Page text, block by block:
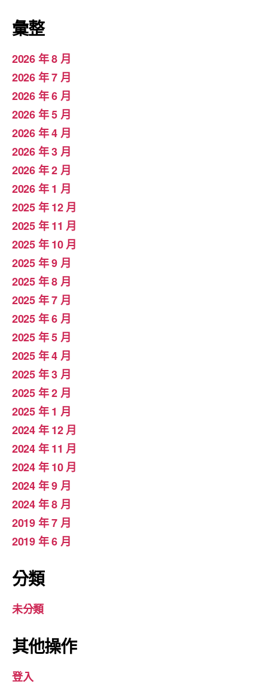
彙整
2026 年 8 月
2026 年 7 月
2026 年 6 月
2026 年 5 月
2026 年 4 月
2026 年 3 月
2026 年 2 月
2026 年 1 月
2025 年 12 月
2025 年 11 月
2025 年 10 月
2025 年 9 月
2025 年 8 月
2025 年 7 月
2025 年 6 月
2025 年 5 月
2025 年 4 月
2025 年 3 月
2025 年 2 月
2025 年 1 月
2024 年 12 月
2024 年 11 月
2024 年 10 月
2024 年 9 月
2024 年 8 月
2019 年 7 月
2019 年 6 月
分類
未分類
其他操作
登入